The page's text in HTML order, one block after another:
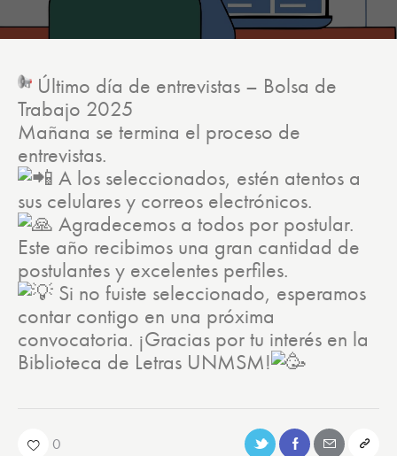
Último día de entrevistas – Bolsa de
Trabajo 2025
Mañana se termina el proceso de
entrevistas.
A los seleccionados, estén atentos a
sus celulares y correos electrónicos.
Agradecemos a todos por postular.
Este año recibimos una gran cantidad de
postulantes y excelentes perfiles.
Si no fuiste seleccionado, esperamos
contar contigo en una próxima
convocatoria. ¡Gracias por tu interés en la
Biblioteca de Letras UNMSM!
0